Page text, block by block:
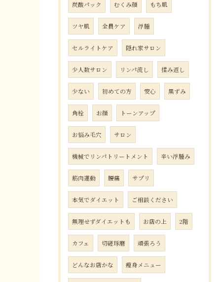
炭酸パック むくみ顔 もち肌
ツヤ肌 全員ケア 浮腫
セルライトケア 隠れ家サロン
少人数サロン リンパ流し 揉み返し
少ない 初めての方 安心 黒ずみ
角栓 お顔 トーンアップ
お悩み毛穴 サロン
機械でリンパトリートメント 辛い浮腫み
筋肉運動 腰痛 サプリ
本気でダイエット ご相談ください
無理せずダイエットも お店の上 2階
カフェ 切磋琢磨 頑張ろう
どんなお店かな 瘦身メニュー